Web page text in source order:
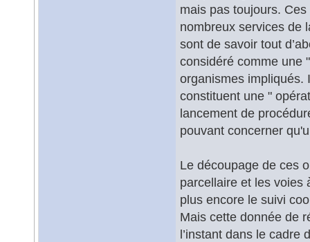
mais pas toujours.
nombreux services de
sont de savoir tout
considéré comme une
organismes impliqués.
constituent une "
lancement de
pouvant concerner
Le découpage de ces
parcellaire et les voies
plus encore le suivi
Mais cette donnée de
l’instant dans le cadre